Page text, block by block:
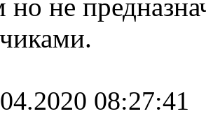
не
08:27:41